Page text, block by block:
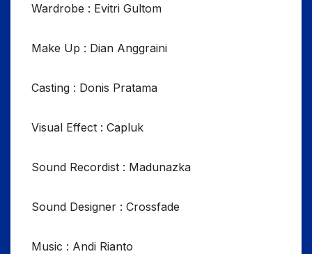
Wardrobe : Evitri Gultom
Make Up : Dian Anggraini
Casting : Donis Pratama
Visual Effect : Capluk
Sound Recordist : Madunazka
Sound Designer : Crossfade
Music : Andi Rianto